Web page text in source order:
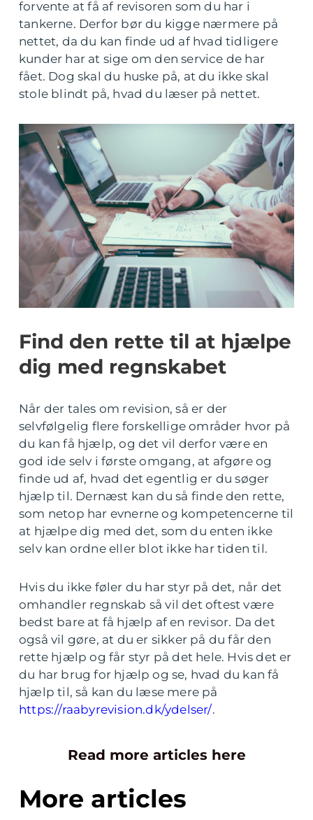
forvente at få af revisoren som du har i
tankerne. Derfor bør du kigge nærmere på
nettet, da du kan finde ud af hvad tidligere
kunder har at sige om den service de har
fået. Dog skal du huske på, at du ikke skal
stole blindt på, hvad du læser på nettet.
Find den rette til at hjælpe
dig med regnskabet
Når der tales om revision, så er der
selvfølgelig flere forskellige områder hvor på
du kan få hjælp, og det vil derfor være en
god ide selv i første omgang, at afgøre og
finde ud af, hvad det egentlig er du søger
hjælp til. Dernæst kan du så finde den rette,
som netop har evnerne og kompetencerne til
at hjælpe dig med det, som du enten ikke
selv kan ordne eller blot ikke har tiden til.
Hvis du ikke føler du har styr på det, når det
omhandler regnskab så vil det oftest være
bedst bare at få hjælp af en revisor. Da det
også vil gøre, at du er sikker på du får den
rette hjælp og får styr på det hele. Hvis det er
du har brug for hjælp og se, hvad du kan få
hjælp til, så kan du læse mere på
https://raabyrevision.dk/ydelser/.
Read more articles here
More articles